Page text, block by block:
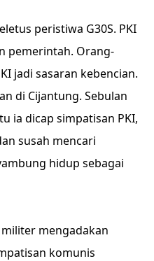
peristiwa G30S. PKI
pemerintah. Orang-
jadi sasaran kebencian.
di Cijantung. Sebulan
ia dicap simpatisan PKI,
susah mencari
hidup sebagai
mengadakan
komunis